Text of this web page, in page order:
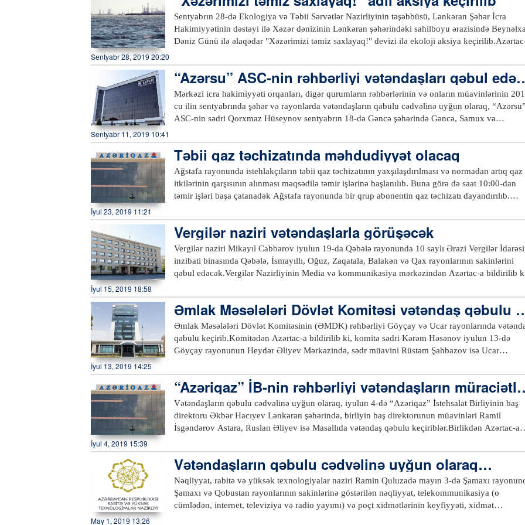
dinlənilib. Qaldırılan məsələlərin qanunvericiliyə uyğun həlli barədə müvafiq strukturların
rəhbərlərinə tapşırıqlar verilib.xeber100.com
Sentyabrın 28-də Ekologiya və Təbii Sərvətlər Nazirliyinin təşəbbüsü, Lənkəran Şəhər İcra
Hakimiyyətinin dəstəyi ilə Xəzər dənizinin Lənkəran şəhərindəki sahilboyu ərazisində
Dəniz Günü ilə əlaqədar "Xəzərimizi təmiz saxlayaq!" devizi ilə ekoloji aksiya
xüsusi torbalarla zibil poliqonuna daşınıb.Aksiyada Ekologiya və Təbii Sərvətlər Nazirliyinin 1
saylı Regional Ekologiya və Təbii Sərvətlər İdarəsinin, nazirliyin digər yerli qurumlarının,
Lənkəran Şəhər Yaşıllaşdırma Müəssisəsinin və Lənkəran Şəhər Mənzil-Kommunal İdarəsinin
əməkdaşları fəallıq nümayiş etdiriblər.Ekoloji aksiyada, ümumilikdə, 100-dən çox könüllü iştirak
edib.xeber100.com
Sentyabr 28, 2019 20:20
“Azərsu” ASC-nin rəhbərliyi vətəndaşları qəbul
k
Mərkəzi icra hakimiyyəti orqanları, digər qurumların rəhbərlərinin və onların müavinlərinin
cu ilin sentyabrında şəhər və rayonlarda vətəndaşların qəbulu cədvəlinə uyğun olaraq, “Azərsu”
ASC-nin sədri Qorxmaz Hüseynov sentyabrın 18-də Gəncə şəhərində Gəncə, Samux və
“Azərsu” sədrinin birinci müavini Teyyub Cabbarov Göygöl şəhərində Göygöl və Daşkəsən
rayonlarının sakinləri ilə görüşəcək. Sentyabrın 20-də isə ASC sədrinin müavini Etibar
Naftalan şəhərində Naftalan, Goranboy və Xocalı rayonlarının sakinlərini qəbul edəcək.Qəbullar
Gəncə şəhəri Heydər Əliyev Mərkəzində, Göygöl və Naftalan sukanal sahələrinin inzibati
binalarında keçiriləcək. Qəbullarda sakinlərin içməli su təchizatı və kanalizasiya xidmətləri ilə
nömrəsi ilə “Azərsu” ASC-yə və “office@azersu.az
” elektron poçtu vasitəsilə müraciət edə
bilərlər.xeber100.com
Sentyabr 11, 2019 10:41
Təbii qaz təchizatında məhdudiyyət olacaq
Ağstafa rayonunda istehlakçıların təbii qaz təchizatının yaxşılaşdırılması və normadan artıq qaz
itkilərinin qarşısının alınması məqsədilə təmir işlərinə başlanılıb. Buna görə də saat 10:00-dan
təmir işləri başa çatanadək Ağstafa rayonunda bir qrup abonentin qaz təchizatı dayandırılıb.
abonentin qaz təchizatı saat 11:00-dan dayandırılacaq.Azərtac xəbər verir ki, bu barədə
“Azəriqaz” İstehsalat Birliyi məlumat yayıb.xeber100.com
İyul 23, 2019 11:21
Vergilər naziri vətəndaşlarla görüşəcək
Vergilər naziri Mikayıl Cabbarov iyulun 19-da Qəbələ rayonunda 10 saylı Ərazi Vergilər
inzibati binasında Qəbələ, İsmayıllı, Oğuz, Zaqatala, Balakən və Qax rayonlarının sakinlərini
qəbul edəcək.Vergilər Nazirliyinin Media və kommunikasiya mərkəzindən Azərtac-a bildirilib
İdarəsinə, Zaqatala rayonunda 13 saylı Ərazi Vergilər İdarəsinə, habelə İsmayıllı, Balakən və
rayonları vergiödəyicilərinə xidmət mərkəzlərinə müraciət etməklə, eləcə də Vergilər Nazirliyinin
195-1 Çağrı mərkəzinə zəng etməklə qeydiyyatdan keçə bilərlər.xeber100.com
İyul 15, 2019 18:58
Əmlak Məsələləri Dövlət Komitəsi vətəndaş qəbulu
çirib
Əmlak Məsələləri Dövlət Komitəsinin (ƏMDK) rəhbərliyi Göyçay və Ucar rayonlarında
qəbulu keçirib.Komitədən Azərtac-a bildirilib ki, komitə sədri Kərəm Həsənov iyulun 13-də
Göyçay rayonunun Heydər Əliyev Mərkəzində, sədr müavini Rüstəm Şahbazov isə Ucar
rəhbərlərinin iştirakı ilə keçən qəbulda K.Həsənov tərəfindən bütün müraciətlər diqqətlə
Əksər məsələlər elə yerindəcə öz müsbət həllini tapıb. Digər müraciətlər nəzarətə götürülüb və
qısa zamanda, qanunvericiliyə uyğun şəkildə həll olunması ilə bağlı komitə sədri tərəfindən
göstərişlər verilib. Səsləndirilən bir neçə müraciətin komitənin fəaliyyət istiqamətinə aid
vətəndaşlara izah edilib və digər qurumlara göndərilməsi üçün qeydiyyata alınıb.Komitə
torpaqların kadastr uçotuna alınması, ölçülərinin müəyyən olunması, hərraclarda iştirak kimi
məsələlərə aid müraciətlər də səsləndirilib.Torpaqların təyinatına uyğun istifadəsindən danışan
komitə sədri bildirib ki, bu istiqamətdə qanunvericiliyə riayət olunması ilə bağlı tədbirlər
gücləndirilib.xeber100.com
İyul 13, 2019 14:25
“Azəriqaz” İB-nin rəhbərliyi vətəndaşların
ni dinləyib
Vətəndaşların qəbulu cədvəlinə uyğun olaraq, iyulun 4-də “Azəriqaz” İstehsalat Birliyinin baş
direktoru Əkbər Hacıyev Lənkəran şəhərində, birliyin baş direktorunun müavinləri Ramil
İsgəndərov Astara, Ruslan Əliyev isə Masallıda vətəndaş qəbulu keçiriblər.Birlikdən Azərtac-a
müraciətlərinə baxılıb. Vətəndaşların müraciətlərinin əksəriyyəti yaşayış məntəqələrinin
qazlaşdırılması, işə qəbul, qaz xətlərinin yerinin dəyişdirilməsi və müxtəlif məsələlərlə bağlı
olub.“Azəriqaz” İB-nin rəhbərliyi hər bir vətəndaşın müraciətini diqqətlə dinləyib və qaldırılan
məsələlərin qanunvericiliyə uyğun həlli barədə müvafiq strukturların rəhbərlərinə tapşırıqlar
Vətəndaşların qəbul zamanı qaldırdıqları məsələlərin bir qismi yerindəcə həll olunub. Birliyin
İyul 4, 2019 15:39
Vətəndaşların qəbulu cədvəlinə uyğun olaraq…
Nəqliyyat, rabitə və yüksək texnologiyalar naziri Ramin Quluzadə mayın 3-də Şamaxı
Şamaxı və Qobustan rayonlarının sakinlərinə göstərilən nəqliyyat, telekommunikasiya (o
cümlədən, internet, televiziya və radio yayımı) və poçt xidmətlərinin keyfiyyəti, xidmət
May 1, 2019 13:26